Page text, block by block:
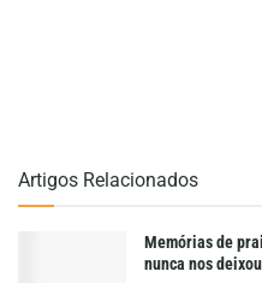
Artigos Relacionados
Memórias de
nunca nos deixou